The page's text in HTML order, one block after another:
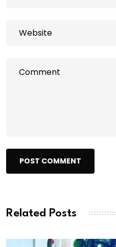
POST COMMENT
Related Posts